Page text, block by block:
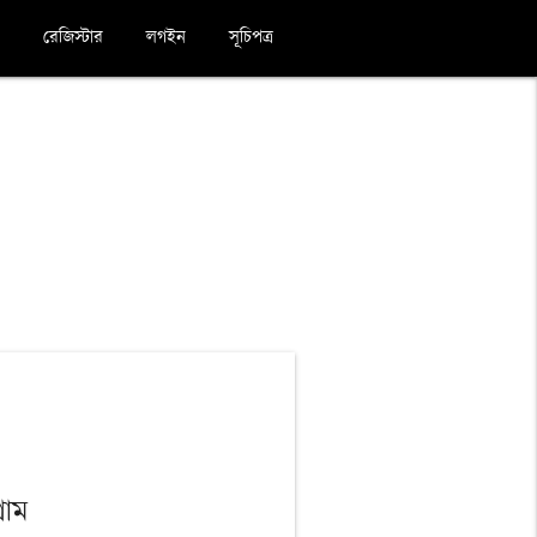
সূচিপত্র
লগইন
রেজিস্টার